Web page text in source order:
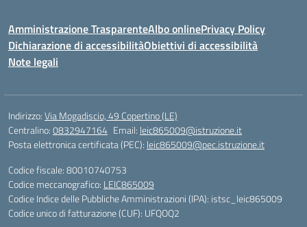
Amministrazione TrasparenteAlbo onlinePrivacy Policy
Dichiarazione di accessibilitàObiettivi di accessibilità
Note legali
Indirizzo:Via Mogadiscio, 49 Copertino (LE)
Centralino:0832947164 Email: leic865009@istruzione.it
Posta elettronica certificata (PEC): leic865009@pec.istruzione.it
Codice fiscale: 80010740753
Codice meccanografico: LEIC865009
Codice Indice delle Pubbliche Amministrazioni (IPA): istsc_leic865009
Codice unico di fatturazione (CUF): UFQOQ2